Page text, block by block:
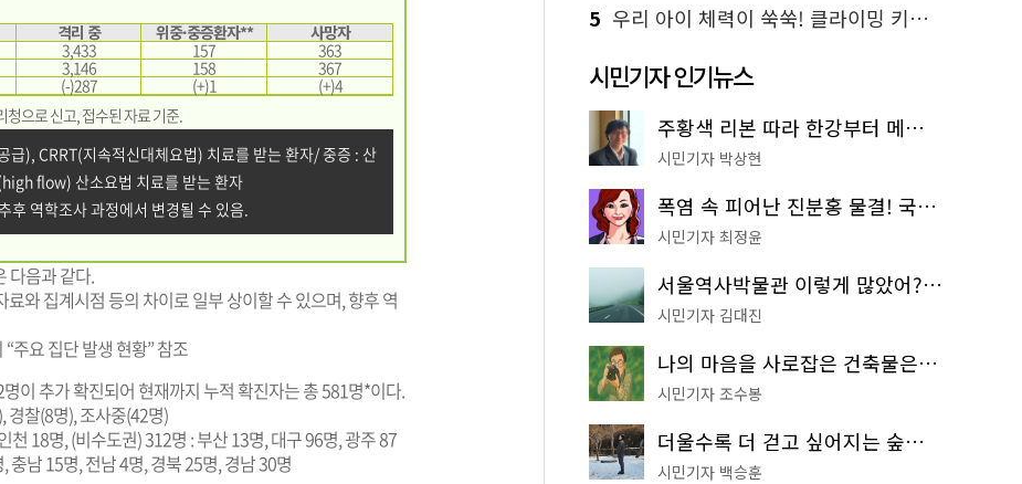
격리 중 위중·중증환자**
사망자
3,433 157
363
3,146 158
367
(-)287 (+)1
(+)4
으로 신고, 접수된 자료 기준.
급), CRRT(지속적신대체요법) 치료를 받는 환자/ 중증 : 산
flow) 산소요법 치료를 받는 환자
후 역학조사 과정에서 변경될 수 있음.
다음과 같다.
와 집계시점 등의 차이로 일부 상이할 수 있으며, 향후 역
주요 집단 발생 현황” 참조
이 추가 확진되어 현재까지 누적 확진자는 총 581명*이다.
경찰(8명), 조사중(42명)
천 18명, (비수도권) 312명 : 부산 13명, 대구 96명, 광주 87
충남 15명, 전남 4명, 경북 25명, 경남 30명
5 우리 아이 체력이 쑥쑥! 클라이밍 키즈카페·어린이 체력장
시민기자 인기뉴스
주황색 리본 따라 한강부터 메타세쿼이아 숲길까지…서울둘레길 15코스
시민기자 박상현
폭염 속 피어난 진분홍 물결! 국립중앙박물관 배롱나무 명소
시민기자 최정윤
서울역사박물관 이렇게 많았어? 주말마다 한 곳씩 떠나는 역사 산책
시민기자 김대진
나의 마음을 사로잡은 건축물은? '서울시 건축상' 수상작 공개!
시민기자 조수봉
더울수록 더 걷고 싶어지는 숲길! 서울둘레길 '아차산 코스'
시민기자 백승훈